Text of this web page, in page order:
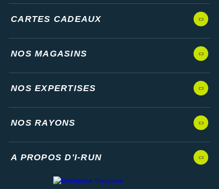
CARTES CADEAUX
NOS MAGASINS
NOS EXPERTISES
NOS RAYONS
A PROPOS D'I-RUN